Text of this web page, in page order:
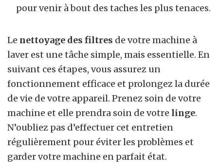
pour venir à bout des taches les plus tenaces.
Le nettoyage des filtres de votre machine à
laver est une tâche simple, mais essentielle. En
suivant ces étapes, vous assurez un
fonctionnement efficace et prolongez la durée
de vie de votre appareil. Prenez soin de votre
machine et elle prendra soin de votre linge.
N’oubliez pas d’effectuer cet entretien
régulièrement pour éviter les problèmes et
garder votre machine en parfait état.